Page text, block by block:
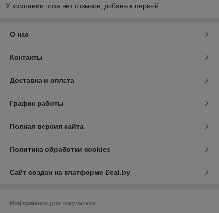
У компании пока нет отзывов, добавьте первый
О нас
Контакты
Доставка и оплата
График работы
Полная версия сайта
Политика обработки cookies
Сайт создан на платформе Deal.by
Информация для покупателя